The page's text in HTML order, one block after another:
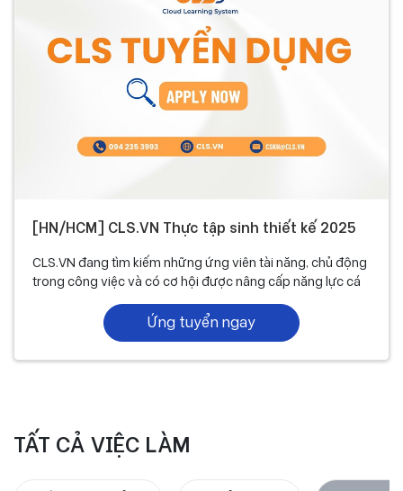
[HN/HCM] CLS.VN Thực tập sinh thiết kế 2025
CLS.VN đang tìm kiếm những ứng viên tài năng, chủ động
trong công việc và có cơ hội được nâng cấp năng lực cá
Ứng tuyển ngay
TẤT CẢ VIỆC LÀM